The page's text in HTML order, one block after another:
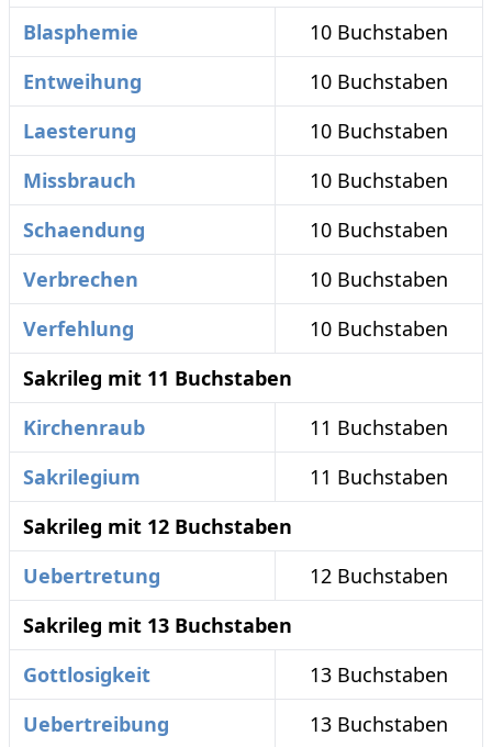
Blasphemie
10 Buchstaben
Entweihung
10 Buchstaben
Laesterung
10 Buchstaben
Missbrauch
10 Buchstaben
Schaendung
10 Buchstaben
Verbrechen
10 Buchstaben
Verfehlung
10 Buchstaben
Sakrileg mit 11 Buchstaben
Kirchenraub
11 Buchstaben
Sakrilegium
11 Buchstaben
Sakrileg mit 12 Buchstaben
Uebertretung
12 Buchstaben
Sakrileg mit 13 Buchstaben
Gottlosigkeit
13 Buchstaben
Uebertreibung
13 Buchstaben